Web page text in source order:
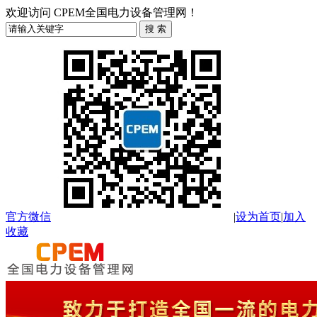
欢迎访问 CPEM全国电力设备管理网！
官方微信 |设为首页|加入
收藏